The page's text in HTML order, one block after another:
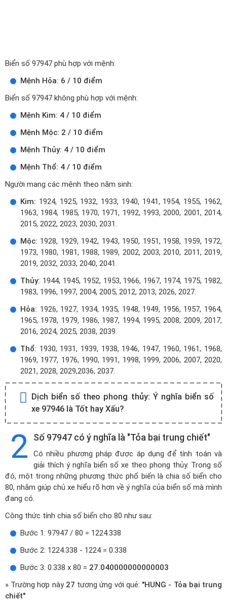
Biển số 97947 phù hợp với mệnh:
Mệnh Hỏa: 6 / 10 điểm
Biển số 97947 không phù hợp với mệnh:
Mệnh Kim: 4 / 10 điểm
Mệnh Mộc: 2 / 10 điểm
Mệnh Thủy: 4 / 10 điểm
Mệnh Thổ: 4 / 10 điểm
Người mang các mệnh theo năm sinh:
Kim: 1924, 1925, 1932, 1933, 1940, 1941, 1954, 1955, 1962,
1963, 1984, 1985, 1970, 1971, 1992, 1993, 2000, 2001, 2014,
2015, 2022, 2023, 2030, 2031.
Mộc: 1928, 1929, 1942, 1943, 1950, 1951, 1958, 1959, 1972,
1973, 1980, 1981, 1988, 1989, 2002, 2003, 2010, 2011, 2019,
2019, 2032, 2033, 2040, 2041.
Thủy: 1944, 1945, 1952, 1953, 1966, 1967, 1974, 1975, 1982,
1983, 1996, 1997, 2004, 2005, 2012, 2013, 2026, 2027.
Hỏa: 1926, 1927, 1934, 1935, 1948, 1949, 1956, 1957, 1964,
1965, 1978, 1979, 1986, 1987, 1994, 1995, 2008, 2009, 2017,
2016, 2024, 2025, 2038, 2039.
Thổ: 1930, 1931, 1939, 1938, 1946, 1947, 1960, 1961, 1968,
1969, 1977, 1976, 1990, 1991, 1998, 1999, 2006, 2007, 2020,
2021, 2028, 2029,2036, 2037.
Dịch biển số theo phong thủy: Ý nghĩa biển số
xe 97946 là Tốt hay Xấu?
2 Số 97947 có ý nghĩa là "Tỏa bại trung chiết"
Có nhiều phương pháp được áp dụng để tính toán và
giải thích ý nghĩa biển số xe theo phong thủy. Trong số
đó, một trong những phương thức phổ biến là chia số biển cho
80, nhằm giúp chủ xe hiểu rõ hơn về ý nghĩa của biển số mà mình
đang có.
Công thức tính chia số biển cho 80 như sau:
Bước 1: 97947 / 80 = 1224.338
Bước 2: 1224.338 - 1224 = 0.338
Bước 3: 0.338 x 80 = 27.040000000000003
» Trường hợp này 27 tương ứng với quẻ: "HUNG - Tỏa bại trung
chiết"